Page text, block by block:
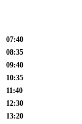
07:40
08:35
09:40
10:35
11:40
12:30
13:20